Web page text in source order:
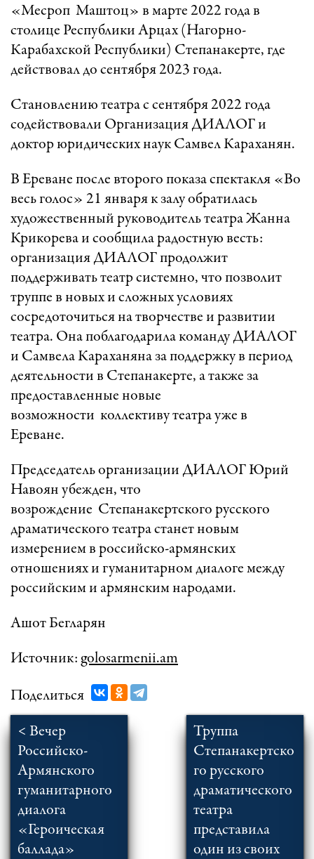
«Месроп Маштоц» в марте 2022 года в
столице Республики Арцах (Нагорно-
Карабахской Республики) Степанакерте, где
действовал до сентября 2023 года.
Становлению театра с сентября 2022 года
содействовали Организация ДИАЛОГ и
доктор юридических наук Самвел Караханян.
В Ереване после второго показа спектакля «Во
весь голос» 21 января к залу обратилась
художественный руководитель театра Жанна
Крикорева и сообщила радостную весть:
организация ДИАЛОГ продолжит
поддерживать театр системно, что позволит
труппе в новых и сложных условиях
сосредоточиться на творчестве и развитии
театра. Она поблагодарила команду ДИАЛОГ
и Самвела Караханяна за поддержку в период
деятельности в Степанакерте, а также за
предоставленные новые
возможности коллективу театра уже в
Ереване.
Председатель организации ДИАЛОГ Юрий
Навоян убежден, что
возрождение Степанакертского русского
драматического театра станет новым
измерением в российско-армянских
отношениях и гуманитарном диалоге между
российским и армянским народами.
Ашот Бегларян
Источник: golosarmenii.am
Поделиться
< Вечер
Российско-
Армянского
гуманитарного
диалога
«Героическая
баллада»
Труппа
Степанакертско
го русского
драматического
театра
представила
один из своих